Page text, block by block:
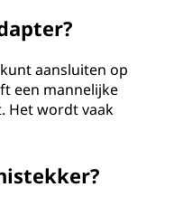
aansluiten op
een mannelijke
Het wordt vaak